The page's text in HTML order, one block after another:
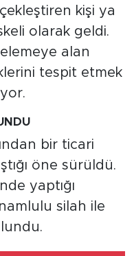
kişi ya
olarak geldi.
alan
tespit etmek
bir ticari
öne sürüldü.
yaptığı
silah ile